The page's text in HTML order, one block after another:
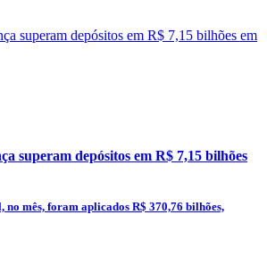
superam depósitos em R$ 7,15 bilhões
no mês, foram aplicados R$ 370,76 bilhões,